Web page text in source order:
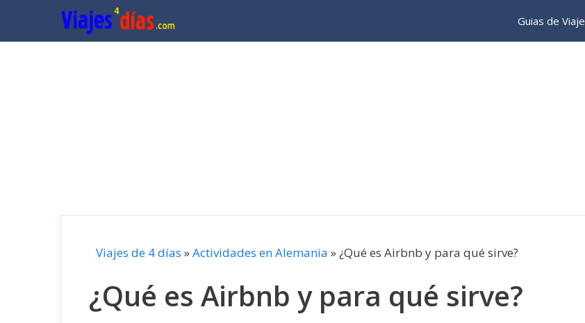
contenido
Guias de Viaje
Viajes de 4 días »Actividades en Alemania »¿Qué es Airbnb y para qué sirve?
¿Qué es Airbnb y para qué sirve?